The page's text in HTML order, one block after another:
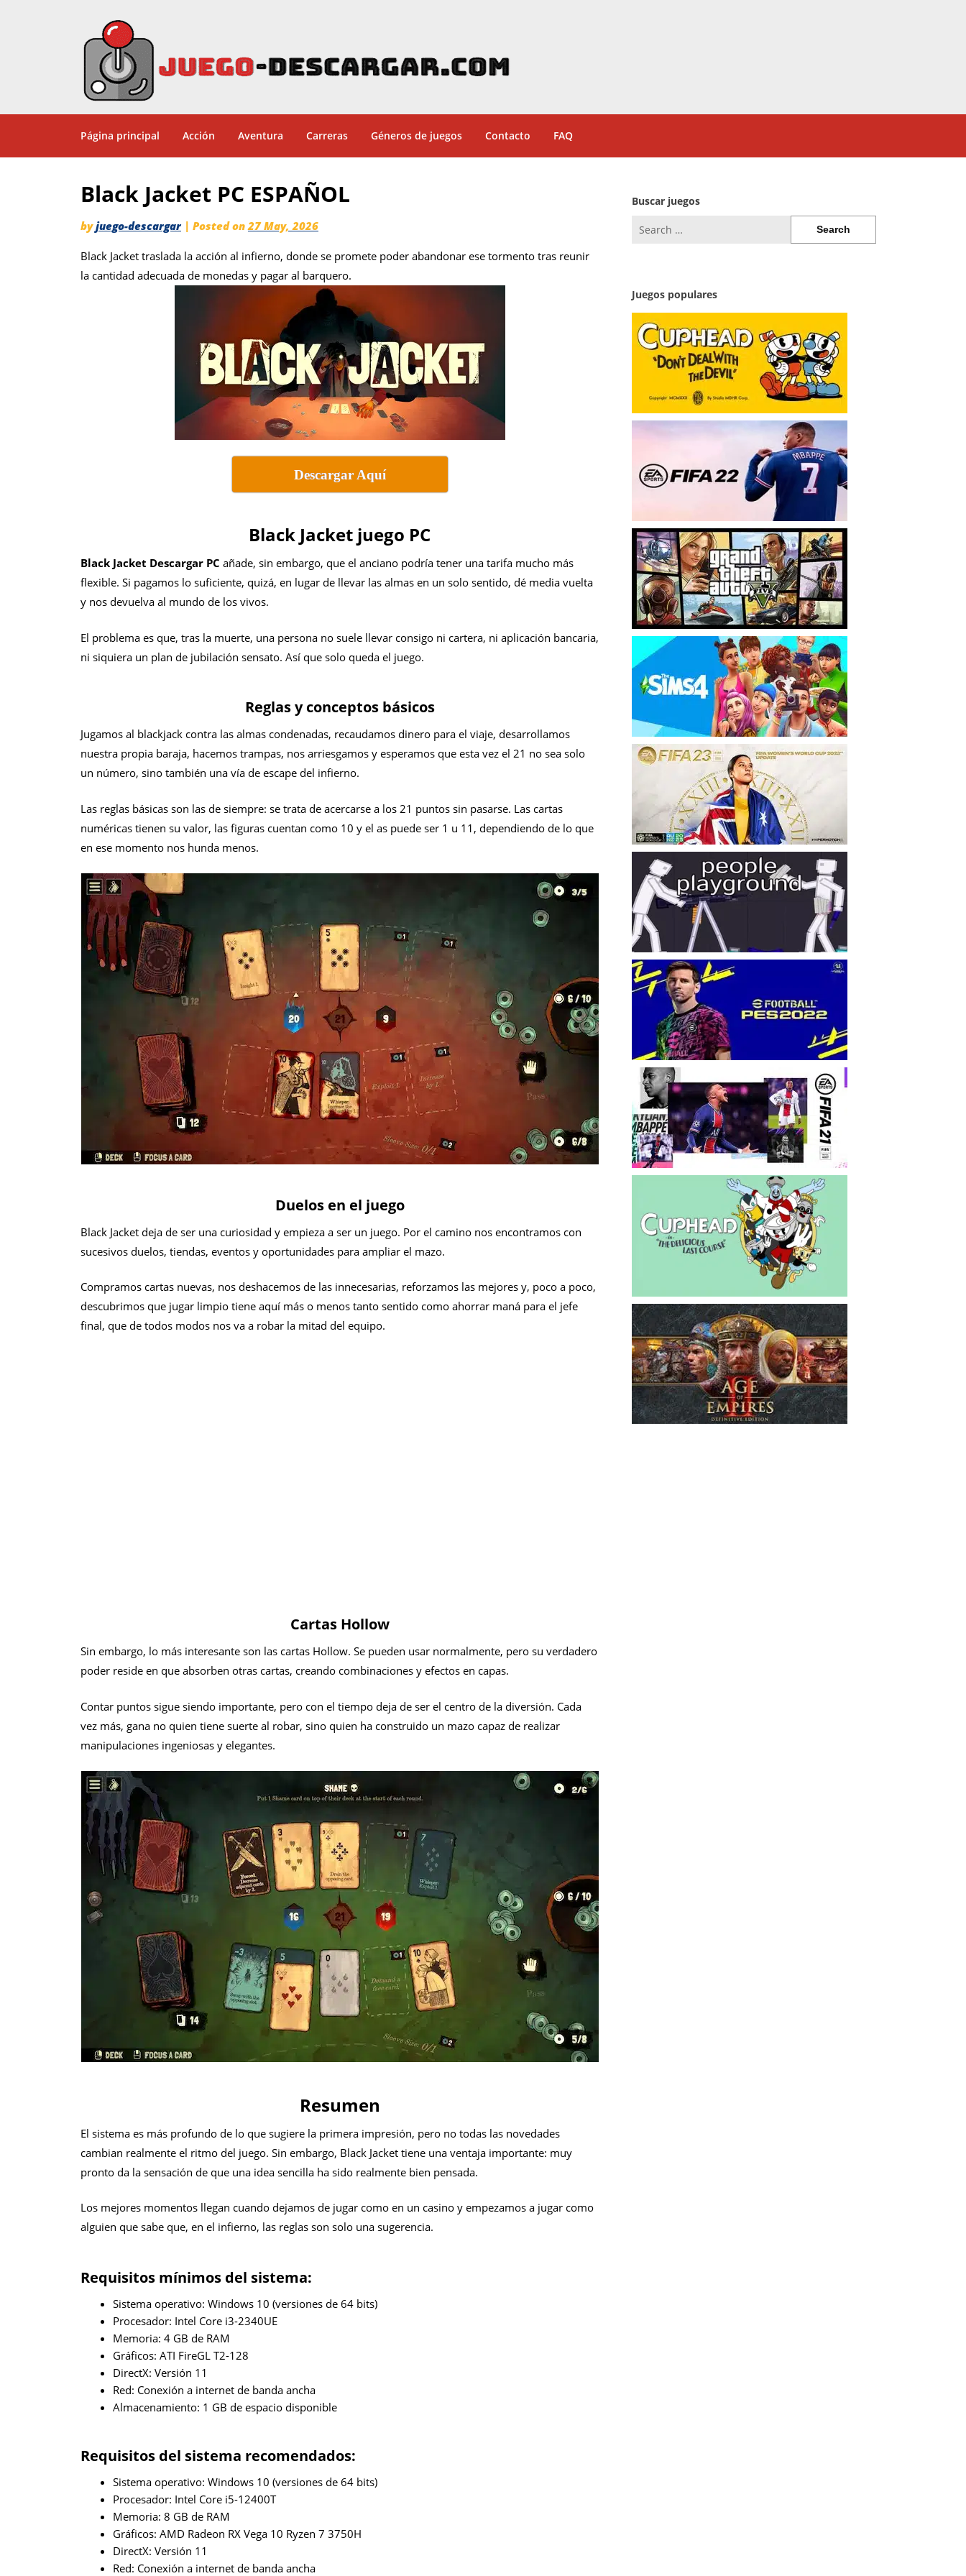
Página principal Acción Aventura Carreras Géneros de juegos Contacto FAQ
Black Jacket PC ESPAÑOL
byjuego-descargar | Posted on27 May, 2026
Black Jacket traslada la acción al infierno, donde se promete poder abandonar ese tormento tras reunir
la cantidad adecuada de monedas y pagar al barquero.
Descargar Aquí
Black Jacket juego PC
Black Jacket Descargar PC añade, sin embargo, que el anciano podría tener una tarifa mucho más
flexible. Si pagamos lo suficiente, quizá, en lugar de llevar las almas en un solo sentido, dé media vuelta
y nos devuelva al mundo de los vivos.
El problema es que, tras la muerte, una persona no suele llevar consigo ni cartera, ni aplicación bancaria,
ni siquiera un plan de jubilación sensato. Así que solo queda el juego.
Reglas y conceptos básicos
Jugamos al blackjack contra las almas condenadas, recaudamos dinero para el viaje, desarrollamos
nuestra propia baraja, hacemos trampas, nos arriesgamos y esperamos que esta vez el 21 no sea solo
un número, sino también una vía de escape del infierno.
Las reglas básicas son las de siempre: se trata de acercarse a los 21 puntos sin pasarse. Las cartas
numéricas tienen su valor, las figuras cuentan como 10 y el as puede ser 1 u 11, dependiendo de lo que
en ese momento nos hunda menos.
Duelos en el juego
Black Jacket deja de ser una curiosidad y empieza a ser un juego. Por el camino nos encontramos con
sucesivos duelos, tiendas, eventos y oportunidades para ampliar el mazo.
Compramos cartas nuevas, nos deshacemos de las innecesarias, reforzamos las mejores y, poco a poco,
descubrimos que jugar limpio tiene aquí más o menos tanto sentido como ahorrar maná para el jefe
final, que de todos modos nos va a robar la mitad del equipo.
Cartas Hollow
Sin embargo, lo más interesante son las cartas Hollow. Se pueden usar normalmente, pero su verdadero
poder reside en que absorben otras cartas, creando combinaciones y efectos en capas.
Contar puntos sigue siendo importante, pero con el tiempo deja de ser el centro de la diversión. Cada
vez más, gana no quien tiene suerte al robar, sino quien ha construido un mazo capaz de realizar
manipulaciones ingeniosas y elegantes.
Resumen
El sistema es más profundo de lo que sugiere la primera impresión, pero no todas las novedades
cambian realmente el ritmo del juego. Sin embargo, Black Jacket tiene una ventaja importante: muy
pronto da la sensación de que una idea sencilla ha sido realmente bien pensada.
Los mejores momentos llegan cuando dejamos de jugar como en un casino y empezamos a jugar como
alguien que sabe que, en el infierno, las reglas son solo una sugerencia.
Requisitos mínimos del sistema:
Sistema operativo: Windows 10 (versiones de 64 bits)
Procesador: Intel Core i3-2340UE
Memoria: 4 GB de RAM
Gráficos: ATI FireGL T2-128
DirectX: Versión 11
Red: Conexión a internet de banda ancha
Almacenamiento: 1 GB de espacio disponible
Requisitos del sistema recomendados:
Sistema operativo: Windows 10 (versiones de 64 bits)
Procesador: Intel Core i5-12400T
Memoria: 8 GB de RAM
Gráficos: AMD Radeon RX Vega 10 Ryzen 7 3750H
DirectX: Versión 11
Red: Conexión a internet de banda ancha
Buscar juegos
for:
Juegos populares